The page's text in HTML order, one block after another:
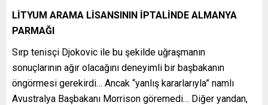
LİTYUM ARAMA LİSANSININ İPTALİNDE ALMANYA
PARMAĞI
Sırp tenisçi Djokovic ile bu şekilde uğraşmanın
sonuçlarının ağır olacağını deneyimli bir başbakanın
öngörmesi gerekirdi… Ancak “yanlış kararlarıyla” namlı
Avustralya Başbakanı Morrison göremedi… Diğer yandan,